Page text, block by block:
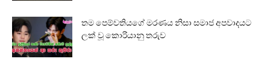
තම පෙම්වතියගේ මරණය නිසා සමාජ අපවාදයට
ලක් වූ කොරියානු තරුව